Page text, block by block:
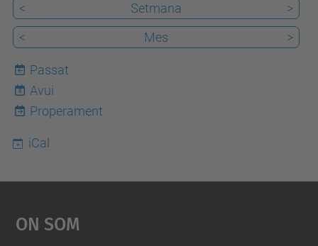
<
Setmana
>
<
Mes >
Passat
8
Avui
Properament
iCal
On Som